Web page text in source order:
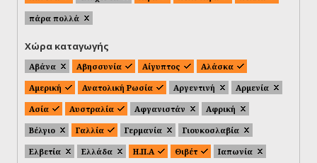
πάρα πολλά
Χώρα καταγωγής
Αβάνα Αβησσυνία Αίγυπτος
Αλάσκα
Αμερική
Ανατολική Ρωσία Αργεντινή
Αρμενία
Ασία
Αυστραλία Αφγανιστάν
Αφρική
Βέλγιο
Γαλλία Γερμανία
Γιουκοσλαβία
Ελβετία
Ελλάδα Η.Π.Α Θιβέτ
Ιαπωνία